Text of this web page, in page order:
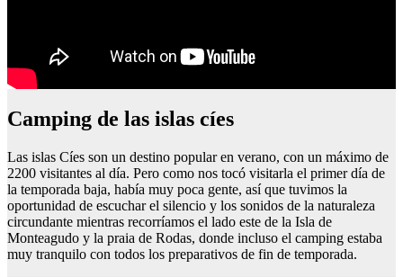
Camping de las islas cíes
Las islas Cíes son un destino popular en verano, con un máximo de
2200 visitantes al día. Pero como nos tocó visitarla el primer día de
la temporada baja, había muy poca gente, así que tuvimos la
oportunidad de escuchar el silencio y los sonidos de la naturaleza
circundante mientras recorríamos el lado este de la Isla de
Monteagudo y la praia de Rodas, donde incluso el camping estaba
muy tranquilo con todos los preparativos de fin de temporada.